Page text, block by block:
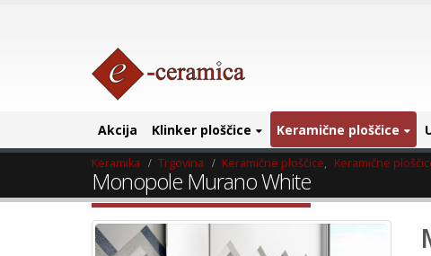
Akcija Klinker ploščice Keramične ploščice
Keramika Trgovina Keramične ploščice, Keramične
Monopole Murano White